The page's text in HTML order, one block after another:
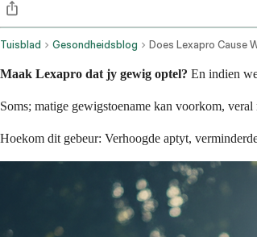
Tuisblad Gesondheidsblog Does Lexapro Cause
Maak Lexapro dat jy gewig optel? En indien
Soms; matige gewigstoename kan voorkom,
Hoekom dit gebeur: Verhoogde aptyt,